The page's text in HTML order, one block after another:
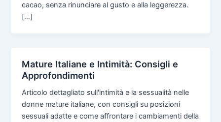
cacao, senza rinunciare al gusto e alla leggerezza.
[…]
Mature Italiane e Intimità: Consigli e
Approfondimenti
Articolo dettagliato sull'intimità e la sessualità nelle
donne mature italiane, con consigli su posizioni
sessuali adatte e come affrontare i cambiamenti della